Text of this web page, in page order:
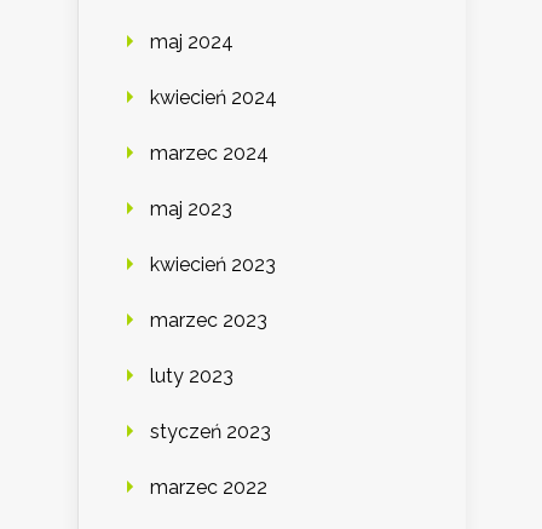
maj 2024
kwiecień 2024
marzec 2024
maj 2023
kwiecień 2023
marzec 2023
luty 2023
styczeń 2023
marzec 2022